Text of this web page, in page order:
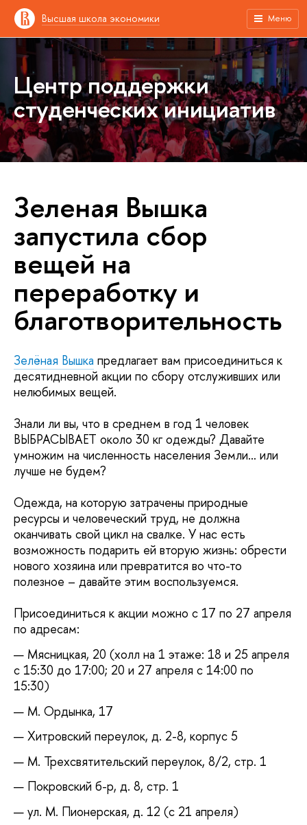
Высшая школа экономики Меню
Центр поддержки
студенческих инициатив
Зеленая Вышка
запустила сбор
вещей на
переработку и
благотворительность
Зелёная Вышка предлагает вам присоединиться к
десятидневной акции по сбору отслуживших или
нелюбимых вещей.
Знали ли вы, что в среднем в год 1 человек
ВЫБРАСЫВАЕТ около 30 кг одежды? Давайте
умножим на численность населения Земли… или
лучше не будем?
Одежда, на которую затрачены природные
ресурсы и человеческий труд, не должна
оканчивать свой цикл на свалке. У нас есть
возможность подарить ей вторую жизнь: обрести
нового хозяина или превратится во что-то
полезное – давайте этим воспользуемся.
Присоединиться к акции можно с 17 по 27 апреля
по адресам:
Мясницкая, 20 (холл на 1 этаже: 18 и 25 апреля
с 15:30 до 17:00; 20 и 27 апреля с 14:00 по
15:30)
М. Ордынка, 17
Хитровский переулок, д. 2-8, корпус 5
М. Трехсвятительский переулок, 8/2, стр. 1
Покровский б-р, д. 8, стр. 1
ул. М. Пионерская, д. 12 (с 21 апреля)